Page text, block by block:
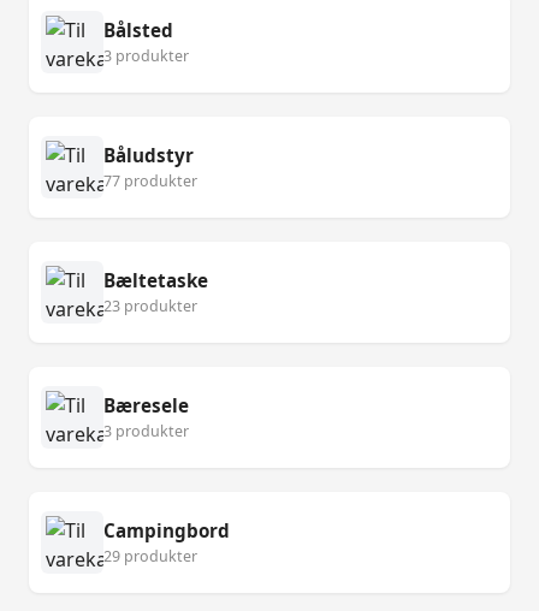
Bålsted
3 produkter
Båludstyr
77 produkter
Bæltetaske
23 produkter
Bæresele
3 produkter
Campingbord
29 produkter